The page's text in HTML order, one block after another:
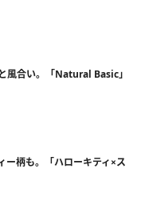
風合い。「Natural Basic」
ー柄も。「ハローキティ×ス